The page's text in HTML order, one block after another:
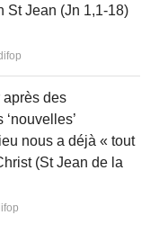
St Jean (Jn 1,1-18)
après des
nous a déjà « tout
(St Jean de la